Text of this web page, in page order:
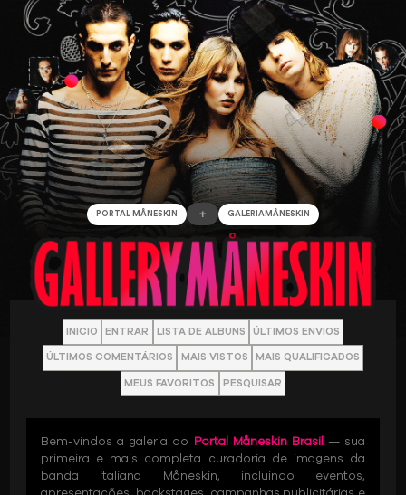
PORTAL MÅNESKIN + GALERIAMÅNESKIN
INICIO ENTRAR LISTA DE ALBUNS
ÚLTIMOS ENVIOS
ÚLTIMOS COMENTÁRIOS
MAIS VISTOS MAIS QUALIFICADOS
MEUS FAVORITOS
PESQUISAR
Bem-vindos a galeria do Portal Måneskin Brasil— sua
primeira e mais completa curadoria de imagens da
banda italiana Måneskin, incluindo eventos,